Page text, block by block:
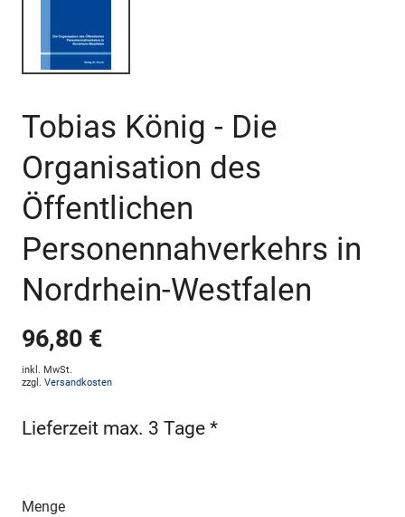
Tobias König - Die
Organisation des
Öffentlichen
Personennahverkehrs in
Nordrhein-Westfalen
96,80 €
inkl. MwSt.
zzgl. Versandkosten
Lieferzeit max. 3 Tage *
Menge